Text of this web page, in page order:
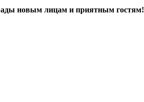
новым лицам и приятным гостям!